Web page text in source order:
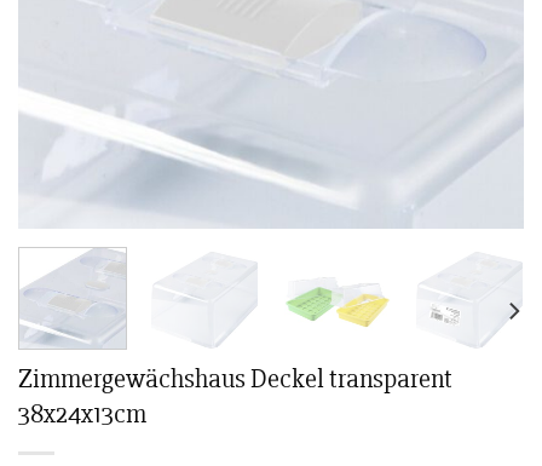
Zimmergewächshaus Deckel transparent
38x24x13cm